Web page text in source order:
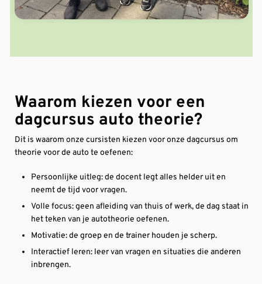
Waarom kiezen voor een
dagcursus auto theorie?
Dit is waarom onze cursisten kiezen voor onze dagcursus om
theorie voor de auto te oefenen:
Persoonlijke uitleg: de docent legt alles helder uit en
neemt de tijd voor vragen.
Volle focus: geen afleiding van thuis of werk, de dag staat in
het teken van je autotheorie oefenen.
Motivatie: de groep en de trainer houden je scherp.
Interactief leren: leer van vragen en situaties die anderen
inbrengen.